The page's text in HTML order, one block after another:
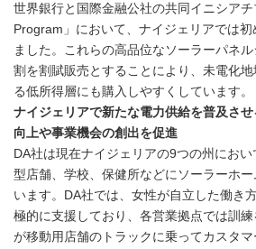
世界銀行と国際金融公社の共同イニシア
Program」において、ナイジェリアでは
ました。これらの高品位なソーラーパネ
割を割賦販売とすることにより、未電化
る低所得層にも購入しやすくしています。
ナイジェリアで新たな電力供給を普及さ
向上や事業機会の創出を促進
DA社は現在ナイジェリアの9つの州にお
型店舗、学校、保健所などにソーラーホ
います。DA社では、女性が自立した働き
極的に支援しており、各営業拠点では訓
が移動用店舗のトラックに乗ってカスタ